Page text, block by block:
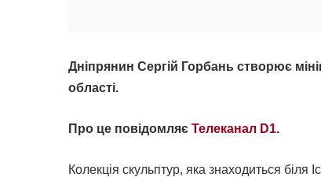
Дніпрянин Сергій Горбань створює
області.
Про це повідомляє Телеканал D1.
Колекція скульптур, яка знаходиться